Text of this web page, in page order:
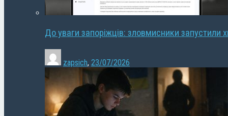
До уваги запоріжців: зловмисники запустили
zapsich, 23/07/2026